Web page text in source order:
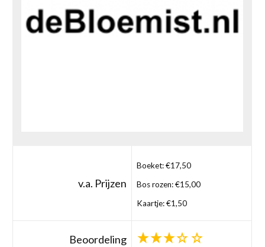
v.a. Prijzen
Boeket: €17,50
Bos rozen: €15,00
Kaartje: €1,50
Beoordeling